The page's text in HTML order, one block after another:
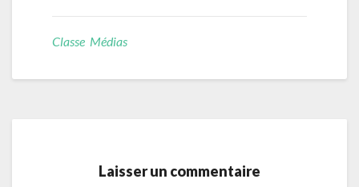
Classe Médias
Laisser un commentaire